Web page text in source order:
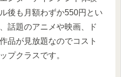
後も月額わずか550円とい
話題のアニメや映画、ド
品が見放題なのでコスト
プクラスです。